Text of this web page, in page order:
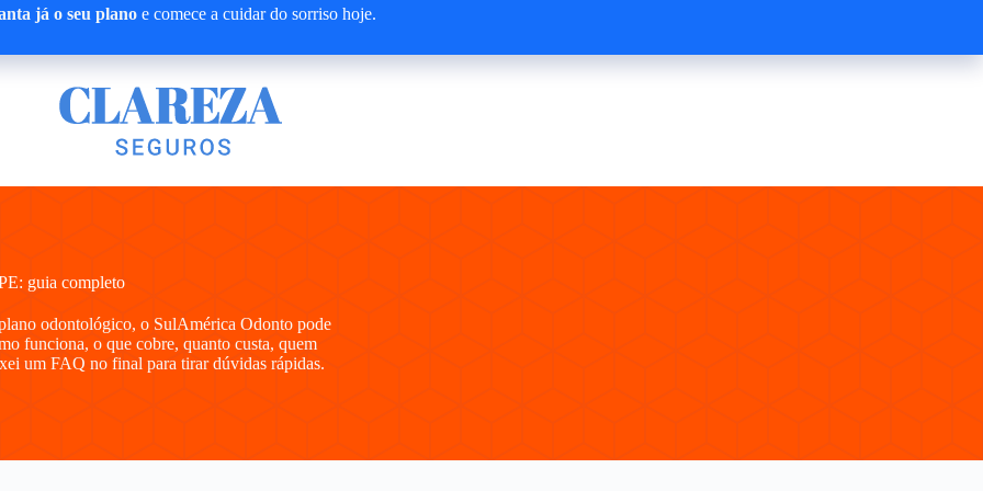
já o seu planoe comece a cuidar do sorriso hoje.
guia completo
odontológico, o SulAmérica Odonto pode
funciona, o que cobre, quanto custa, quem
um FAQ no final para tirar dúvidas rápidas.